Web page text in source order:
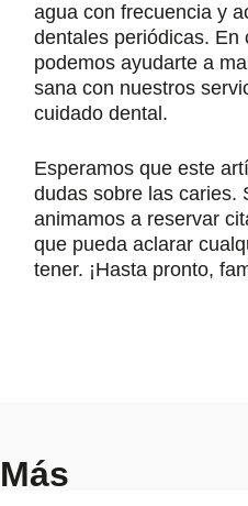
agua con frecuencia y
dentales periódicas. En
podemos ayudarte a
sana con nuestros
cuidado dental.
Esperamos que este
dudas sobre las caries.
animamos a reservar
que pueda aclarar
tener. ¡Hasta pronto,
Más